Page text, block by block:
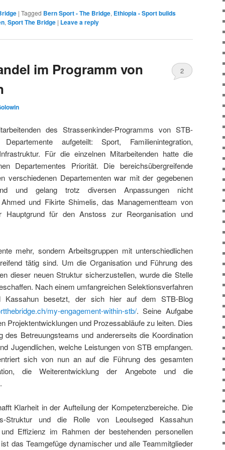
| Tagged Bern Sport - The Bridge, Ethiopia - Sport builds
, Sport The Bridge | Leave a reply
im Programm von
2
des Strassenkinder-Programms von STB-
aufgeteilt: Sport, Familienintegration,
Für die einzelnen Mitarbeitenden hatte die
Departementes Priorität. Die bereichsübergreifende
verschiedenen Departementen war mit der gegebenen
und gelang trotz diversen Anpassungen nicht
und Fikirte Shimelis, das Managementteam von
für den Anstoss zur Reorganisation und
mehr, sondern Arbeitsgruppen mit unterschiedlichen
tätig sind. Um die Organisation und Führung des
dieser neuen Struktur sicherzustellen, wurde die Stelle
Nach einem umfangreichen Selektionsverfahren
Kassahun besetzt, der sich hier auf dem STB-Blog
my-engagement-within-stb/. Seine Aufgabe
Projektentwicklungen und Prozessabläufe zu leiten. Dies
des Betreuungsteams und andererseits die Koordination
Jugendlichen, welche Leistungen von STB empfangen.
sich von nun an auf die Führung des gesamten
die Weiterentwicklung der Angebote und die
Klarheit in der Aufteilung der Kompetenzbereiche. Die
Struktur und die Rolle von Leoulseged Kassahun
Effizienz im Rahmen der bestehenden personellen
das Teamgefüge dynamischer und alle Teammitglieder